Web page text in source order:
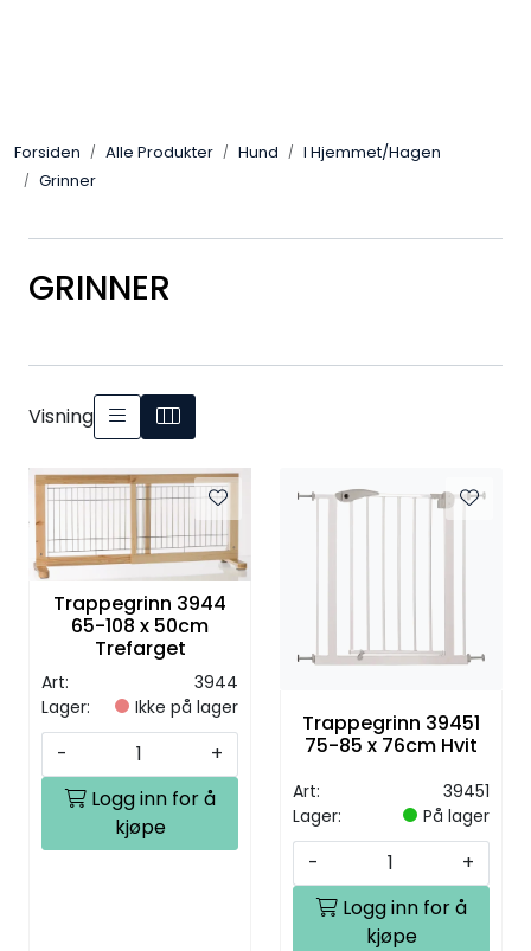
Forsiden Alle Produkter Hund
I Hjemmet/Hagen
Grinner
GRINNER
Visning
Trappegrinn 3944
65-108 x 50cm
Trefarget
Art:
3944
Lager:
Ikke på lager
-
+
Logg inn for å
kjøpe
Trappegrinn 39451
75-85 x 76cm Hvit
Art:
39451
Lager:
På lager
-
+
Logg inn for å
kjøpe
Leverandører
Hunter
Forhandlersøk